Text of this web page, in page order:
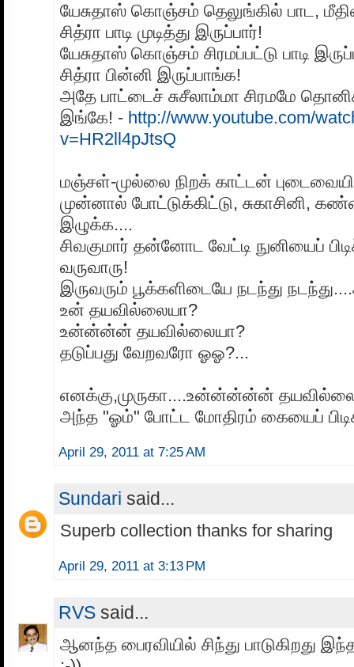
யேசுதாஸ் கொஞ்சம் தெலுங்கில் பாட,
சித்ரா பாடி முடித்து இருப்பார்!
யேசுதாஸ் கொஞ்சம் சிரமப்பட்டு பாடி
சித்ரா பின்னி இருப்பாங்க!
அதே பாட்டைச் சுசீலாம்மா சிரமமே
இங்கே! - http://www.youtube.com/
v=HR2ll4pJtsQ
மஞ்சள்-முல்லை நிறக் காட்டன்
முன்னால் போட்டுக்கிட்டு, சுகாசினி,
இழுக்க....
சிவகுமார் தன்னோட வேட்டி நுனியைப்
வருவாரு!
இருவரும் பூக்களிடையே நடந்து
உன் தயவில்லையா?
உன்ன்ன்ன் தயவில்லையா?
தடுப்பது வேறவரோ ஓஓ?...
எனக்கு,முருகா....உன்ன்ன்ன்ன்
அந்த "ஓம்" போட்ட மோதிரம் கையைப்
April 29, 2011 at 7:25 AM
Sundari said...
Superb collection thanks for sharing
April 29, 2011 at 3:13 PM
RVS said...
ஆனந்த பைரவியில் சிந்து பாடுகிறது